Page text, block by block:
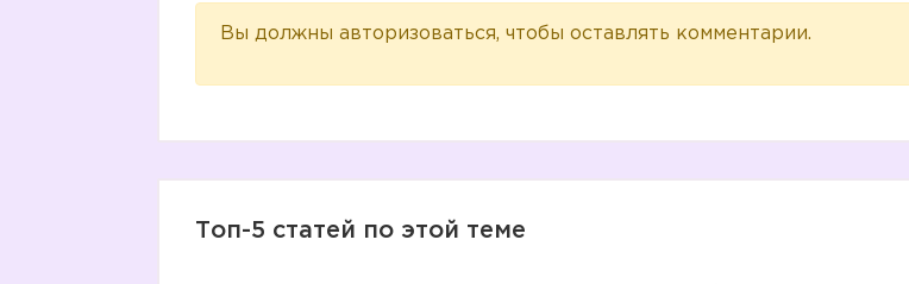
Вы должны авторизоваться, чтобы оставлять комментарии.
Топ-5 статей по этой теме